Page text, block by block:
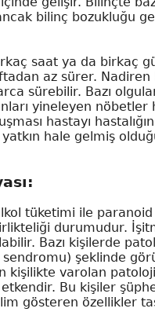
bilinç bozukluğu
saat ya da birkaç
az sürer. Nadiren
sürebilir. Bazı
yineleyen nöbetler
hastayı
hale gelmiş
tüketimi ile paranoid
durumudur.
Bazı kişilerde
sendromu) şeklinde
kişilikte varolan
Bu kişiler
gösteren özellikler